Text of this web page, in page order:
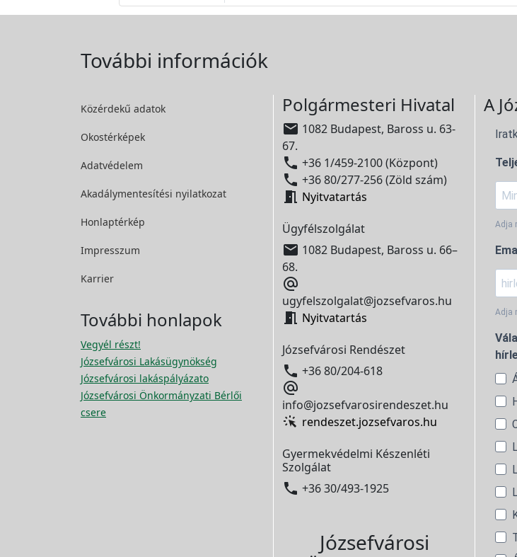
További információk
Közérdekű adatok
Okostérképek
Adatvédelem
Akadálymentesítési nyilatkozat
Honlaptérkép
Impresszum
Karrier
További honlapok
Vegyél részt!
Józsefvárosi Lakásügynökség
Józsefvárosi lakáspályázato
Józsefvárosi Önkormányzati Bérlői
csere
Polgármesteri Hivatal
 1082 Budapest, Baross u. 63-
67.
 +36 1/459-2100 (Központ)
 +36 80/277-256 (Zöld szám)
 Nyitvatartás
Ügyfélszolgálat
 1082 Budapest, Baross u. 66–
68.

ugyfelszolgalat@jozsefvaros.hu
 Nyitvatartás
Józsefvárosi Rendészet
 +36 80/204-618

info@jozsefvarosirendeszet.hu
rendeszet.jozsefvaros.hu
Gyermekvédelmi Készenléti
Szolgálat
 +36 30/493-1925
Józsefvárosi
A
Adja
Adja